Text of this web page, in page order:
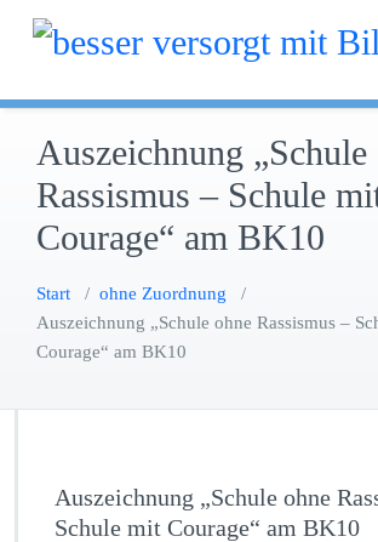
Zum
besser
Auszeichnung „Schule
Rassismus – Schule
Courage“ am BK10
Start / ohne Zuordnung /
Auszeichnung „Schule ohne Rassismus –
Courage“ am BK10
Auszeichnung „Schule ohne
Schule mit Courage“ am BK10